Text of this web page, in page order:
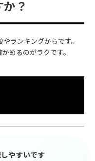
？
ランキングからです。
めるのがラクです。
やすいです